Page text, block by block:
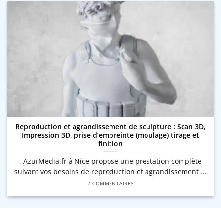
Reproduction et agrandissement de sculpture : Scan 3D,
Impression 3D, prise d’empreinte (moulage) tirage et
finition
AzurMedia.fr à Nice propose une prestation complète
suivant vos besoins de reproduction et agrandissement ...
2 COMMENTAIRES